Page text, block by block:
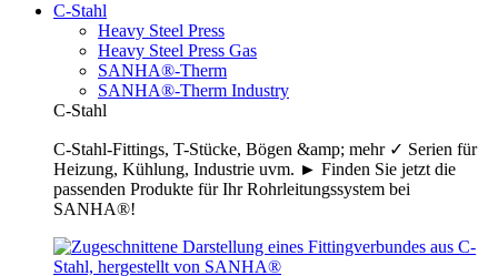
C-Stahl
Heavy Steel Press
Heavy Steel Press Gas
SANHA®-Therm
SANHA®-Therm Industry
C-Stahl
C-Stahl-Fittings, T-Stücke, Bögen &amp; mehr ✓ Serien für
Heizung, Kühlung, Industrie uvm. ► Finden Sie jetzt die
passenden Produkte für Ihr Rohrleitungssystem bei
SANHA®!